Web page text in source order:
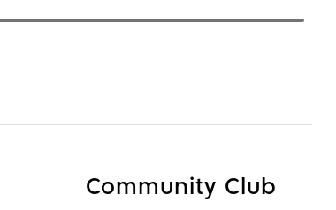
Community Club